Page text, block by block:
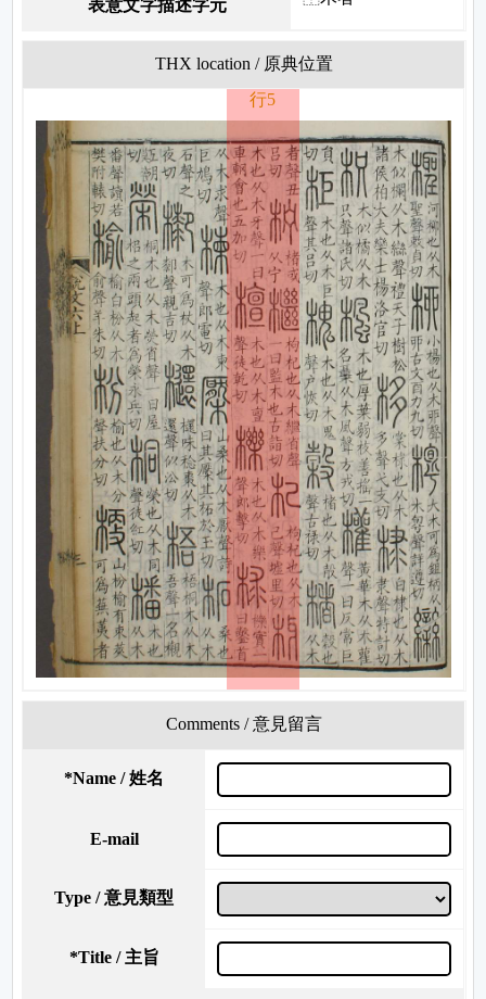
表意文字描述字元
THX location / 原典位置
行5
Comments / 意見留言
*Name / 姓名
E-mail
Type / 意見類型
*Title / 主旨